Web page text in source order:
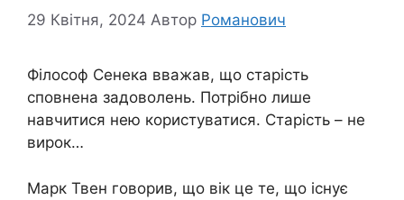
29 Квітня, 2024 Автор Романович
Філософ Сенека вважав, що старість
сповнена задоволень. Потрібно лише
навчитися нею користуватися. Старість – не
вирок…
Марк Твен говорив, що вік це те, що існує